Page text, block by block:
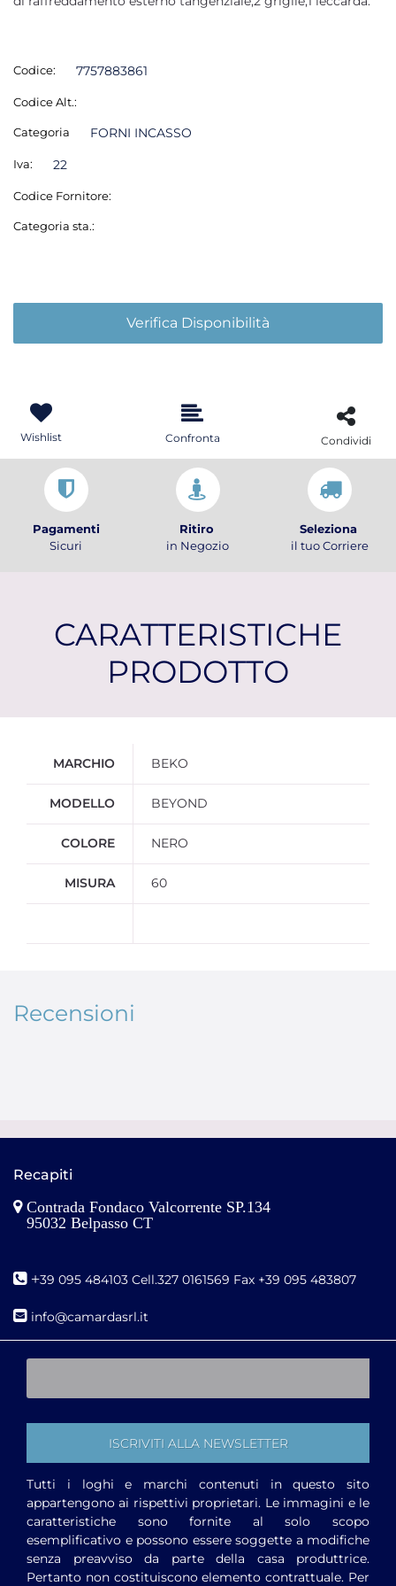
Codice: 7757883861
Codice Alt.:
Categoria FORNI INCASSO
Iva: 22
Codice Fornitore:
Categoria sta.:
Verifica Disponibilità
Wishlist Confronta Condividi
Pagamenti
Sicuri
Ritiro
in Negozio
Seleziona
il tuo Corriere
CARATTERISTICHE
PRODOTTO
MARCHIO BEKO
MODELLO BEYOND
COLORE NERO
MISURA 60
Recensioni
Recapiti
Contrada Fondaco Valcorrente SP.134
95032 Belpasso CT
+39 095 484103 Cell.327 0161569 Fax +39 095 483807
info@camardasrl.it
Tutti i loghi e marchi contenuti in questo sito
appartengono ai rispettivi proprietari. Le immagini e le
caratteristiche sono fornite al solo scopo
esemplificativo e possono essere soggette a modifiche
senza preavviso da parte della casa produttrice.
Pertanto non costituiscono elemento contrattuale. Per